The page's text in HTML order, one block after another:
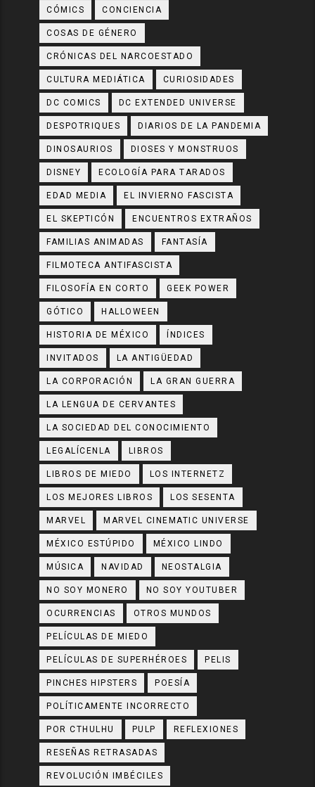
CÓMICS CONCIENCIA
COSAS DE GÉNERO
CRÓNICAS DEL NARCOESTADO
CULTURA MEDIÁTICA CURIOSIDADES
DC COMICS DC EXTENDED UNIVERSE
DESPOTRIQUES DIARIOS DE LA PANDEMIA
DINOSAURIOS DIOSES Y MONSTRUOS
DISNEY ECOLOGÍA PARA TARADOS
EDAD MEDIA EL INVIERNO FASCISTA
EL SKEPTICÓN ENCUENTROS EXTRAÑOS
FAMILIAS ANIMADAS FANTASÍA
FILMOTECA ANTIFASCISTA
FILOSOFÍA EN CORTO GEEK POWER
GÓTICO HALLOWEEN
HISTORIA DE MÉXICO ÍNDICES
INVITADOS LA ANTIGÜEDAD
LA CORPORACIÓN LA GRAN GUERRA
LA LENGUA DE CERVANTES
LA SOCIEDAD DEL CONOCIMIENTO
LEGALÍCENLA LIBROS
LIBROS DE MIEDO LOS INTERNETZ
LOS MEJORES LIBROS LOS SESENTA
MARVEL MARVEL CINEMATIC UNIVERSE
MÉXICO ESTÚPIDO MÉXICO LINDO
MÚSICA NAVIDAD NEOSTALGIA
NO SOY MONERO NO SOY YOUTUBER
OCURRENCIAS OTROS MUNDOS
PELÍCULAS DE MIEDO
PELÍCULAS DE SUPERHÉROES PELIS
PINCHES HIPSTERS POESÍA
POLÍTICAMENTE INCORRECTO
POR CTHULHU PULP REFLEXIONES
RESEÑAS RETRASADAS
REVOLUCIÓN IMBÉCILES